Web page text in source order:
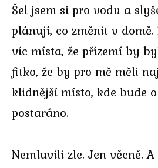
Šel jsem si pro vodu a
plánují, co změnit v
víc místa, že přízemí by
fitko, že by pro mě měli
klidnější místo, kde bude
postaráno.
Nemluvili zle. Jen věcně.